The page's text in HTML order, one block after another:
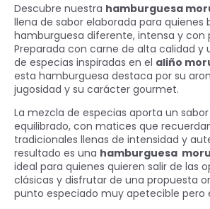
Descubre nuestra hamburguesa
llena de sabor elaborada para quienes
hamburguesa diferente, intensa y con
Preparada con carne de alta calidad y
de especias inspiradas en el aliño
esta hamburguesa destaca por su
jugosidad y su carácter gourmet.
La mezcla de especias aporta un
equilibrado, con matices que
tradicionales llenas de intensidad y
resultado es una hamburguesa
ideal para quienes quieren salir de las
clásicas y disfrutar de una propuesta
punto especiado muy apetecible pero